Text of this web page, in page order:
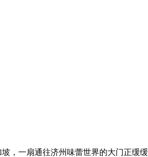
，一扇通往济州味蕾世界的大门正缓